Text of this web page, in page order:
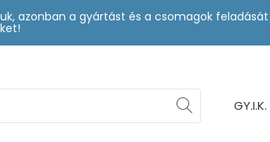
azonban a gyártást és a csomagok feladását
GY.I.K.